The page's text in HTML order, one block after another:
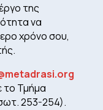
της
να
χρόνο σου,
το Τμήμα
253-254).